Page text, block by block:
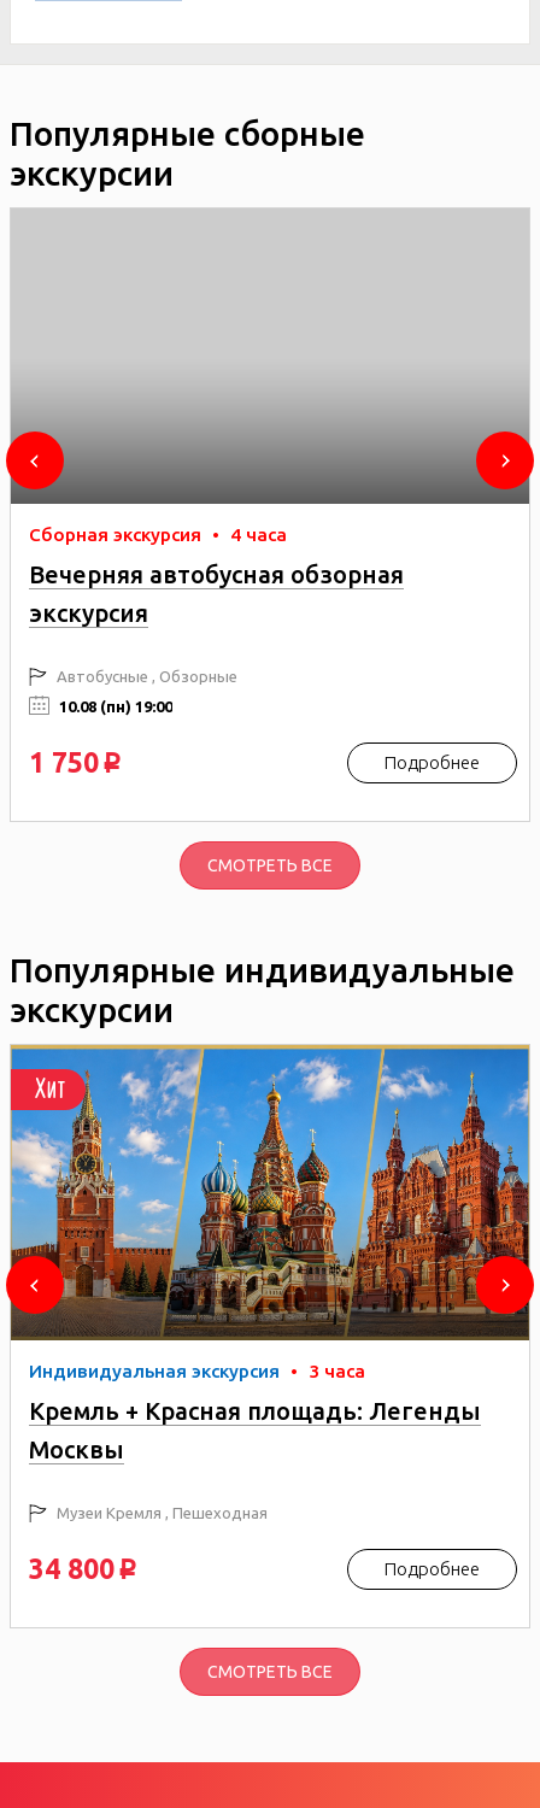
Популярные сборные
экскурсии
Сборная экскурсия • 4 часа
Вечерняя автобусная обзорная
экскурсия
Автобусные , Обзорные
10.08 (пн) 19:00
1 750 p Подробнее
СМОТРЕТЬ ВСЕ
Популярные индивидуальные
экскурсии
Хит
Индивидуальная экскурсия • 3 часа
Кремль + Красная площадь: Легенды
Москвы
Музеи Кремля , Пешеходная
34 800 p Подробнее
СМОТРЕТЬ ВСЕ